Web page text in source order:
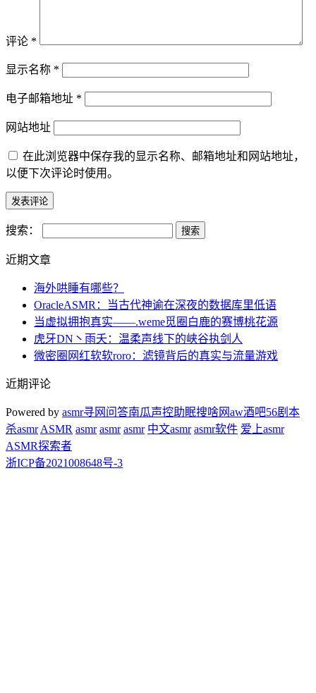
评论 *
显示名称 *
电子邮箱地址 *
网站地址
在此浏览器中保存我的显示名称、邮箱地址和网站地址，
以便下次评论时使用。
搜索：
近期文章
海外哄睡有哪些？
OracleASMR：当古代神谕在深夜的数据库里低语
当虚拟拥抱真实——.weme觅圈白鹿的赛博桃花源
虎牙DN丶雨夭：温柔声线下的峡谷执剑人
微密圈网红软软roro：滤镜背后的真实与流量游戏
近期评论
Powered by asmr寻网问答南瓜声控助眠搜啥网aw酒吧56剧本
杀asmr ASMR asmr asmr asmr 中文asmr asmr软件 爱上asmr
ASMR探索者
浙ICP备2021008648号-3